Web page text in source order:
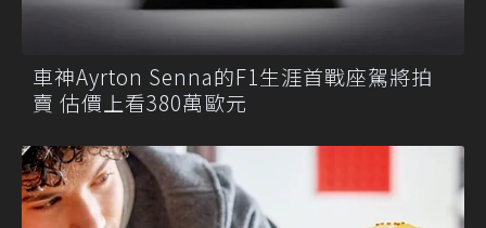
車神Ayrton Senna的F1生涯首戰座駕將拍
賣 估價上看380萬歐元